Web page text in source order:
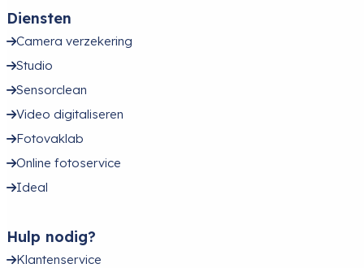
Diensten
Camera verzekering
Studio
Sensorclean
Video digitaliseren
Fotovaklab
Online fotoservice
Ideal
Hulp nodig?
Klantenservice